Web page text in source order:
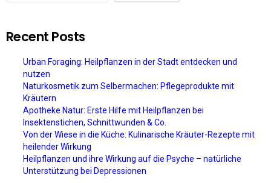
Recent Posts
Urban Foraging: Heilpflanzen in der Stadt entdecken und
nutzen
Naturkosmetik zum Selbermachen: Pflegeprodukte mit
Kräutern
Apotheke Natur: Erste Hilfe mit Heilpflanzen bei
Insektenstichen, Schnittwunden & Co.
Von der Wiese in die Küche: Kulinarische Kräuter-Rezepte mit
heilender Wirkung
Heilpflanzen und ihre Wirkung auf die Psyche – natürliche
Unterstützung bei Depressionen